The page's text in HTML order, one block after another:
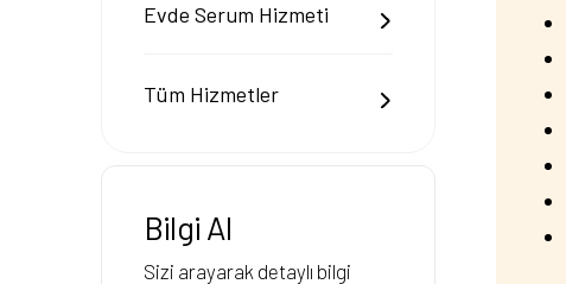
Evde Serum Hizmeti
Tüm Hizmetler
Bilgi Al
Sizi arayarak detaylı bilgi